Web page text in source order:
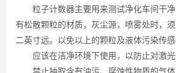
粒子计数器主要用来测试净化车间干净
有松散颗粒的材质，灰尘源，喷雾处时，
二英寸远。以免以上的颗粒及液体污染传感
应该在洁净环境下使用，以防止对激光